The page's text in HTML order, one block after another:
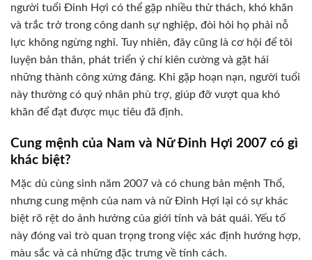
người tuổi Đinh Hợi có thể gặp nhiều thử thách, khó khăn
và trắc trở trong công danh sự nghiệp, đòi hỏi họ phải nỗ
lực không ngừng nghỉ. Tuy nhiên, đây cũng là cơ hội để tôi
luyện bản thân, phát triển ý chí kiên cường và gặt hái
những thành công xứng đáng. Khi gặp hoạn nạn, người tuổi
này thường có quý nhân phù trợ, giúp đỡ vượt qua khó
khăn để đạt được mục tiêu đã định.
Cung mệnh của Nam và Nữ Đinh Hợi 2007 có gì
khác biệt?
Mặc dù cùng sinh năm 2007 và có chung bản mệnh Thổ,
nhưng cung mệnh của nam và nữ Đinh Hợi lại có sự khác
biệt rõ rệt do ảnh hưởng của giới tính và bát quái. Yếu tố
này đóng vai trò quan trọng trong việc xác định hướng hợp,
màu sắc và cả những đặc trưng về tính cách.